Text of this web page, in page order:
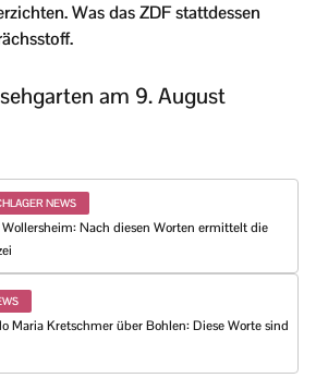
Was das ZDF stattdessen
am 9. August
NEWS
Nach diesen Worten ermittelt die
Maria Kretschmer über Bohlen: Diese Worte sind